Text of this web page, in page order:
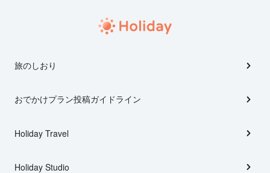
旅のしおり
おでかけプラン投稿ガイドライン
Holiday Travel
Holiday Studio